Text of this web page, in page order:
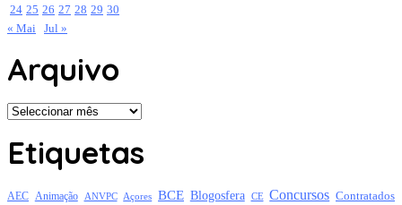
24 25 26 27 28 29 30
« Mai
Jul »
Arquivo
Arquivo
Etiquetas
AEC Animação ANVPC Açores BCE Blogosfera CE Concursos Contratados